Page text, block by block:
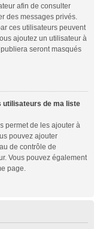
afin de consulter
des messages privés.
ces utilisateurs peuvent
ajoutez un utilisateur à
seront masqués
utilisateurs de ma liste
permet de les ajouter à
pouvez ajouter
de contrôle de
Vous pouvez également
page.